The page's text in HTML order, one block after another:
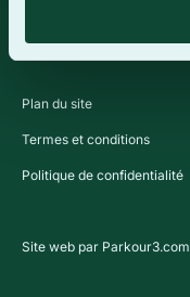
Plan du site
Termes et conditions
Politique de confidentialité
Site web par Parkour3.com